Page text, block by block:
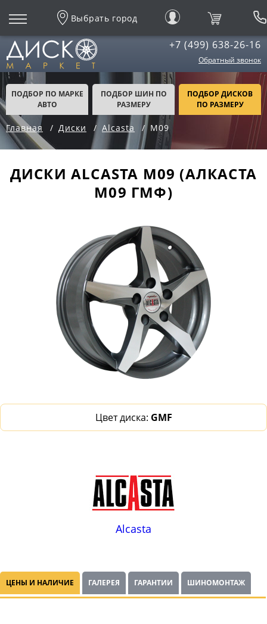
Выбрать город
+7 (499) 638-26-16
Обратный звонок
ПОДБОР ПО МАРКЕ
АВТО
ПОДБОР ШИН ПО
РАЗМЕРУ
ПОДБОР ДИСКОВ
ПО РАЗМЕРУ
Главная Диски Alcasta M09
ДИСКИ ALCASTA M09 (АЛКАСТА
М09 ГМФ)
Цвет диска: GMF
Alcasta
ЦЕНЫ И НАЛИЧИЕ ГАЛЕРЕЯ ГАРАНТИИ ШИНОМОНТАЖ